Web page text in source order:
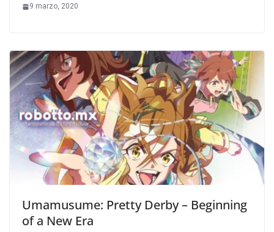
9 marzo, 2020
Umamusume: Pretty Derby – Beginning
of a New Era